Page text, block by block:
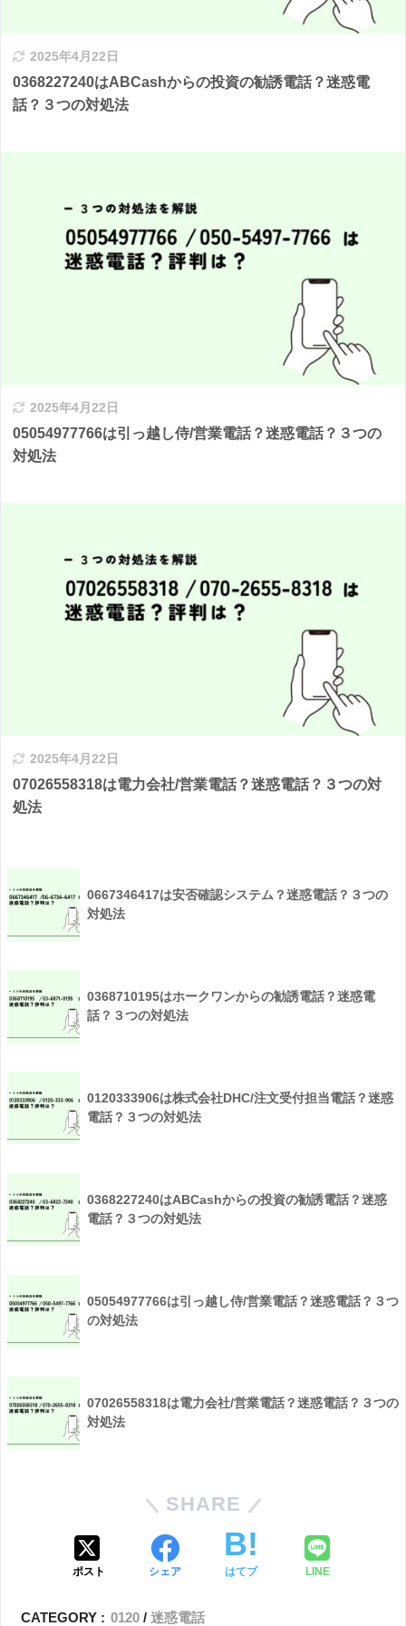
2025年4月22日
0368227240はABCashからの投資の勧誘電話？迷惑電
話？３つの対処法
2025年4月22日
05054977766は引っ越し侍/営業電話？迷惑電話？３つの
対処法
2025年4月22日
07026558318は電力会社/営業電話？迷惑電話？３つの対
処法
0667346417は安否確認システム？迷惑電話？３つの
対処法
0368710195はホークワンからの勧誘電話？迷惑電
話？３つの対処法
0120333906は株式会社DHC/注文受付担当電話？迷惑
電話？３つの対処法
0368227240はABCashからの投資の勧誘電話？迷惑
電話？３つの対処法
05054977766は引っ越し侍/営業電話？迷惑電話？３つ
の対処法
07026558318は電力会社/営業電話？迷惑電話？３つの
対処法
SHARE
ポスト シェア はてブ LINE
CATEGORY : 0120 迷惑電話